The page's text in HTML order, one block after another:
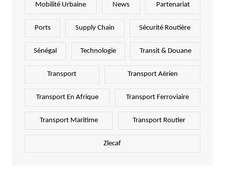
Mobilité Urbaine News Partenariat
Ports Supply Chain Sécurité Routière
Sénégal Technologie Transit & Douane
Transport Transport Aérien
Transport En Afrique Transport Ferroviaire
Transport Maritime Transport Routier
Zlecaf